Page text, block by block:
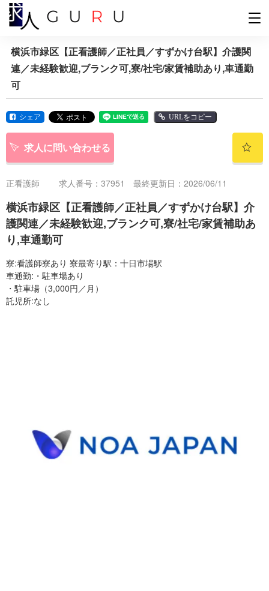
横浜市緑区【正看護師／正社員／すずかけ台駅】介護関
連／未経験歓迎,ブランク可,寮/社宅/家賃補助あり,車通勤
可
シェア URLをコピー
求人に問い合わせる
正看護師 求人番号：37951 最終更新日：2026/06/11
横浜市緑区【正看護師／正社員／すずかけ台駅】介
護関連／未経験歓迎,ブランク可,寮/社宅/家賃補助あ
り,車通勤可
寮:看護師寮あり 寮最寄り駅：十日市場駅
車通勤:・駐車場あり
・駐車場（3,000円／月）
託児所:なし